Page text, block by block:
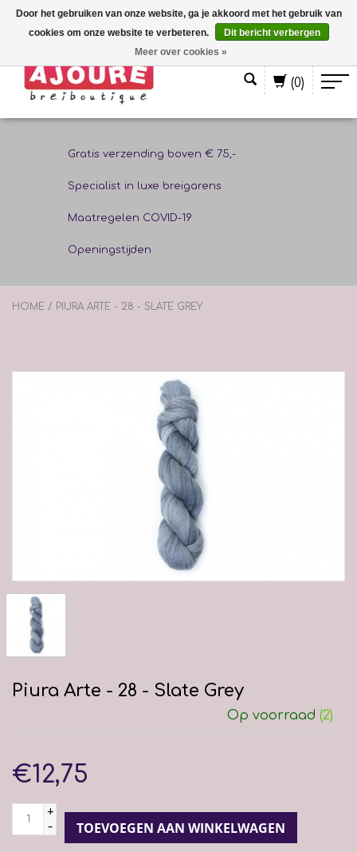
(0)
Gratis verzending boven € 75,-
Specialist in luxe breigarens
Maatregelen COVID-19
Openingstijden
HOME / PIURA ARTE - 28 - SLATE GREY
Piura Arte - 28 - Slate Grey
Op voorraad (2)
€12,75
+
-
TOEVOEGEN AAN WINKELWAGEN
Door het gebruiken van onze website, ga je akkoord met het gebruik van
cookies om onze website te verbeteren.
Dit bericht verbergen
Meer over cookies »